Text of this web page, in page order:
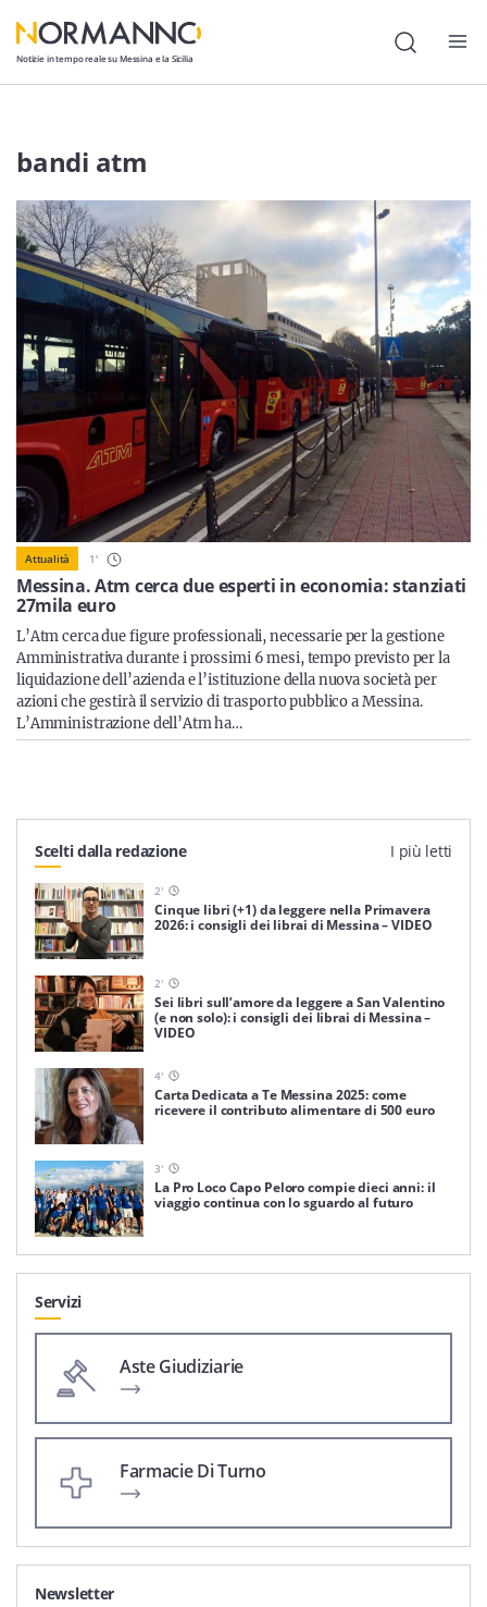
Notizie in tempo reale su Messina e la Sicilia
Attualità
Politica
Cultura
Lavoro
Società
Economia
Sport
Sicilia
Servizi
Resta sempre aggiornato con le ultime news, iscriviti alla
bandi atm
Messina. Atm cerca due esperti in economia: stanziati
27mila euro
Attualità 1'
L’Atm cerca due figure professionali, necessarie per la gestione
Amministrativa durante i prossimi 6 mesi, tempo previsto per la
liquidazione dell’azienda e l’istituzione della nuova società per
azioni che gestirà il servizio di trasporto pubblico a Messina.
L’Amministrazione dell’Atm ha…
Scelti dalla redazione I più letti
2'
Cinque libri (+1) da leggere nella Primavera
2026: i consigli dei librai di Messina – VIDEO
2'
Sei libri sull’amore da leggere a San Valentino
(e non solo): i consigli dei librai di Messina –
VIDEO
4'
Carta Dedicata a Te Messina 2025: come
ricevere il contributo alimentare di 500 euro
3'
La Pro Loco Capo Peloro compie dieci anni: il
viaggio continua con lo sguardo al futuro
Servizi
Aste Giudiziarie
Farmacie Di Turno
Newsletter